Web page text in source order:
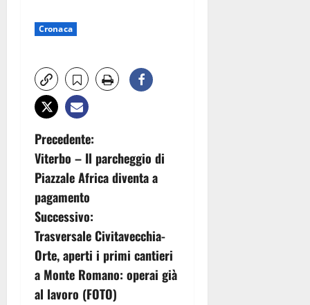
Cronaca
N
a
v
i
g
a
Precedente:
Viterbo – Il parcheggio di
Piazzale Africa diventa a
pagamento
Successivo:
Trasversale Civitavecchia-
Orte, aperti i primi cantieri
a Monte Romano: operai già
al lavoro (FOTO)